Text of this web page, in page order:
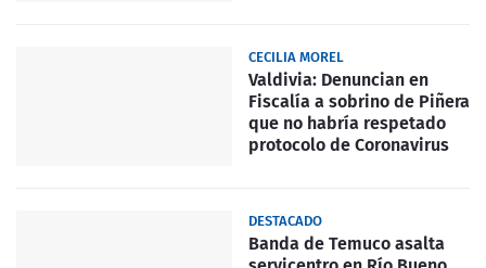
CECILIA MOREL
Valdivia: Denuncian en
Fiscalía a sobrino de Piñera
que no habría respetado
protocolo de Coronavirus
DESTACADO
Banda de Temuco asalta